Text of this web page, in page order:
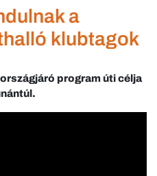
a
klubtagok
program úti célja